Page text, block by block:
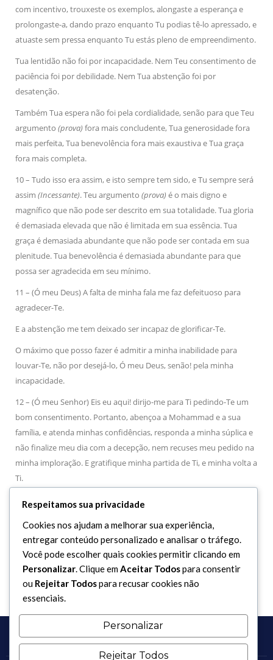
com incentivo, trouxeste os exemplos, alongaste a esperança e
prolongaste-a, dando prazo enquanto Tu podias tê-lo apressado, e
atuaste sem pressa enquanto Tu estás pleno de empreendimento.
Tua lentidão não foi por incapacidade. Nem Teu consentimento de
paciência foi por debilidade. Nem Tua abstenção foi por
desatenção.
Também Tua espera não foi pela cordialidade, senão para que Teu
argumento (prova) fora mais concludente, Tua generosidade fora
mais perfeita, Tua benevolência fora mais exaustiva e Tua graça
fora mais completa.
10 – Tudo isso era assim, e isto sempre tem sido, e Tu sempre será
assim (Incessante). Teu argumento (prova) é o mais digno e
magnífico que não pode ser descrito em sua totalidade. Tua gloria
é demasiada elevada que não é limitada em sua essência. Tua
graça é demasiada abundante que não pode ser contada em sua
plenitude. Tua benevolência é demasiada abundante para que
possa ser agradecida em seu mínimo.
11 – (Ó meu Deus) A falta de minha fala me faz defeituoso para
agradecer-Te.
E a abstenção me tem deixado ser incapaz de glorificar-Te.
O máximo que posso fazer é admitir a minha inabilidade para
louvar-Te, não por desejá-lo, Ó meu Deus, senão! pela minha
incapacidade.
12 – (Ó meu Senhor) Eis eu aqui! dirijo-me para Ti pedindo-Te um
bom consentimento. Portanto, abençoa a Mohammad e a sua
família, e atenda minhas confidências, responda a minha súplica e
não finalize meu dia com a decepção, nem recuses meu pedido na
minha imploração. E gratifique minha partida de Ti, e minha volta a
Ti.
Certamente que Tu não estás em dificuldade para o que desejas,
Tu és Poderoso sobre todas as coisas. E não há força nem poder
exceto em Deus, o Altíssimo, o Grandioso.
Respeitamos sua privacidade
Cookies nos ajudam a melhorar sua experiência,
entregar conteúdo personalizado e analisar o tráfego.
Você pode escolher quais cookies permitir clicando em
Personalizar. Clique emAceitar Todospara consentir
ou Rejeitar Todospara recusar cookies não
essenciais.
Personalizar
Rejeitar Todos